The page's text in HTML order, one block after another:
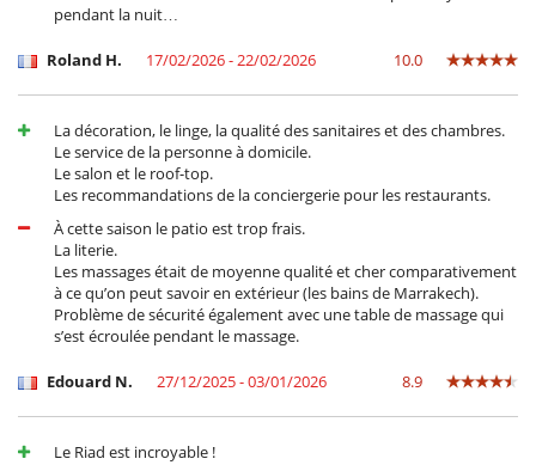
Liegestühle auf der Terrasse
Sommerküche
Terrasse(n)
Für Ihre Mahlzeiten
Bed & Breakfast
Für Ihren Komfort und Ihr Wohlbefinden
Als Terrasse ausgebautes Rooftop
Kamin
Klimaanlage im ganzen Haus
Kombiniertes Ess- und Wohnzimmer
Hochstuhl
Kinderbett
Kinderbücher
pendant la nuit…
Roland H. 17/02/2026 - 22/02/2026 10.0
La décoration, le linge, la qualité des sanitaires et des chambres.
Le service de la personne à domicile.
Le salon et le roof-top.
Les recommandations de la conciergerie pour les restaurants.
À cette saison le patio est trop frais.
La literie.
Les massages était de moyenne qualité et cher comparativement
à ce qu’on peut savoir en extérieur (les bains de Marrakech).
Problème de sécurité également avec une table de massage qui
s’est écroulée pendant le massage.
Edouard N. 27/12/2025 - 03/01/2026 8.9
Le Riad est incroyable !